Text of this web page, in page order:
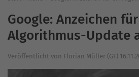
Google: Anzeichen
Algorithmus-Update
Veröffentlicht von Florian Müller (GF)